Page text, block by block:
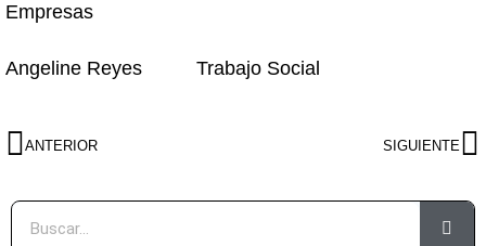
Empresas
Angeline Reyes Trabajo Social
ANTERIOR SIGUIENTE